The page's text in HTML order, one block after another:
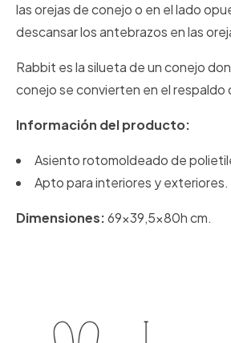
las orejas de conejo o en el lado
descansar los antebrazos en las
Rabbit es la silueta de un conejo
conejo se convierten en el respaldo
Información del producto:
Asiento rotomoldeado de
Apto para interiores y exteriores.
Dimensiones:69x39,5x80h cm.